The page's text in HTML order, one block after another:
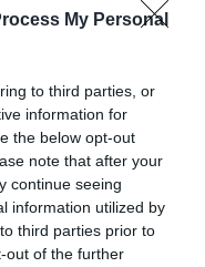
My Personal
to third parties, or
information for
the below opt-out
note that after your
continue seeing
information utilized by
third parties prior to
out of the further
ha indicat
font preferida de
notícies d'actualitat